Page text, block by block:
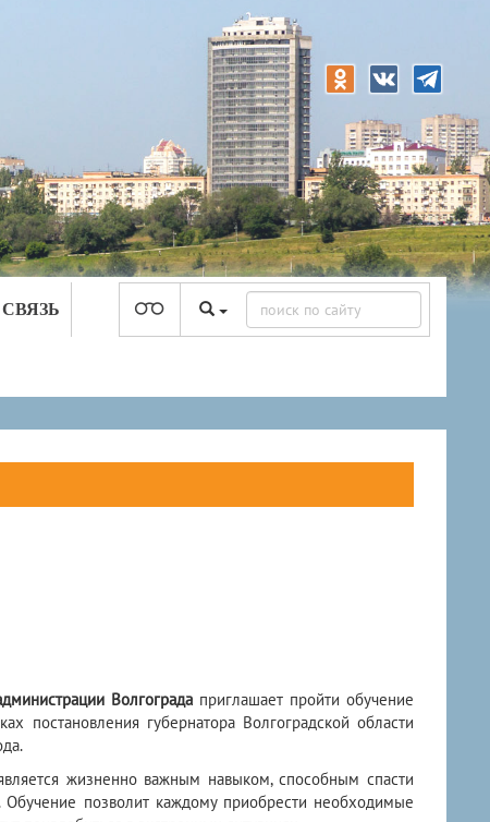
Волгоградаприглашает пройти обучение
постановления губернатора Волгоградской области
жизненно важным навыком, способным спасти
позволит каждому приобрести необходимые